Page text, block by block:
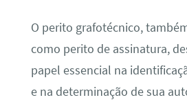
O perito grafotécnico,
como perito de assinatura,
papel essencial na
e na determinação de sua